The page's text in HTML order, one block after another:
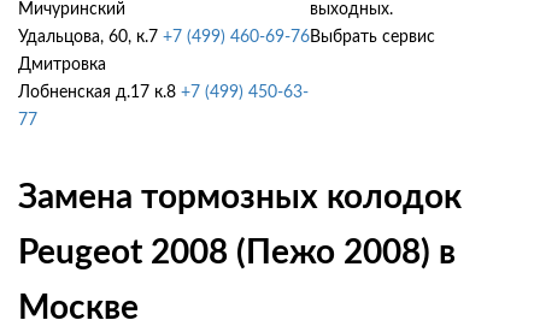
Мичуринский
Удальцова, 60, к.7 +7 (499) 460-69-76
Дмитровка
Лобненская д.17 к.8 +7 (499) 450-63-
77
выходных.
Выбрать сервис
Замена тормозных колодок
Peugeot 2008 (Пежо 2008) в
Москве